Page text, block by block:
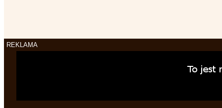
REKLAMA